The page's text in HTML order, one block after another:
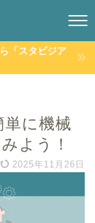
「スタビジア
に機械
よう！
2025年11月26日